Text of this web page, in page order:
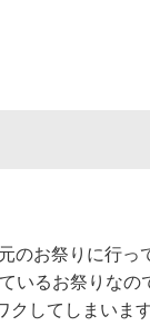
のお祭りに行っ
いるお祭りなの
してしまいます